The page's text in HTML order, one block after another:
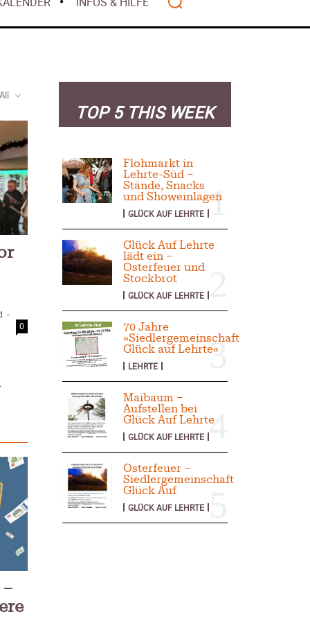
gilt als
2026
– Rückblick
–
Deutschland
Pflege
2025
–
Verordnung
Januar 2026
All
-
0
TOP 5 THIS WEEK
Flohmarkt in
Lehrte-Süd –
Stände, Snacks
und Showeinlagen
GLÜCK AUF LEHRTE
Glück Auf Lehrte
lädt ein –
Osterfeuer und
Stockbrot
GLÜCK AUF LEHRTE
70 Jahre
»Siedlergemeinschaft
Glück auf Lehrte«
LEHRTE
Maibaum –
Aufstellen bei
Glück Auf Lehrte
GLÜCK AUF LEHRTE
Osterfeuer –
Siedlergemeinschaft
Glück Auf
GLÜCK AUF LEHRTE